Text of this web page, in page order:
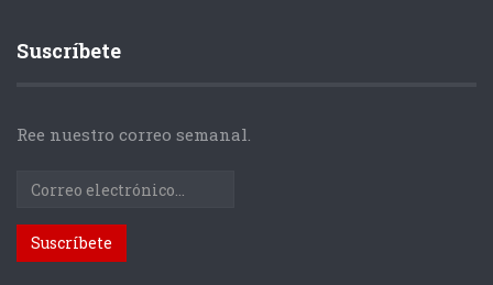
Suscríbete
Ree nuestro correo semanal.